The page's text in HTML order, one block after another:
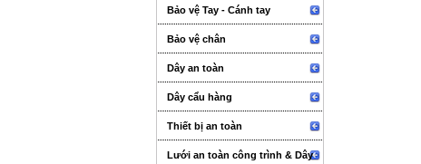
Bảo vệ Tay - Cánh tay
Bảo vệ chân
Dây an toàn
Dây cẩu hàng
Thiết bị an toàn
Lưới an toàn công trình & Dây